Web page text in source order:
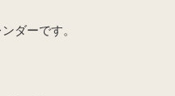
ダーです。